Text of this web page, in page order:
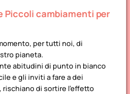
Piccoli cambiamenti per
per tutti noi, di
pianeta.
abitudini di punto in bianco
e gli inviti a fare a dei
di sortire l’effetto